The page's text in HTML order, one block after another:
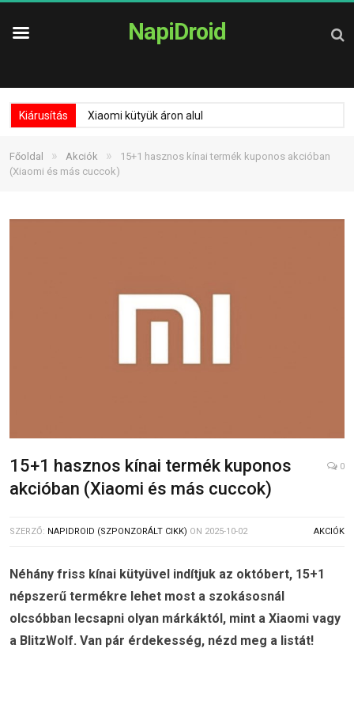
NapiDroid
Kiárusítás Xiaomi kütyük áron alul
Főoldal » Akciók »
15+1 hasznos kínai termék kuponos akcióban
(Xiaomi és más cuccok)
15+1 hasznos kínai termék kuponos
akcióban (Xiaomi és más cuccok)
0
SZERZŐ: NAPIDROID (SZPONZORÁLT CIKK) ON 2025-10-02 AKCIÓK
Néhány friss kínai kütyüvel indítjuk az októbert, 15+1
népszerű termékre lehet most a szokásosnál
olcsóbban lecsapni olyan márkáktól, mint a Xiaomi vagy
a BlitzWolf. Van pár érdekesség, nézd meg a listát!